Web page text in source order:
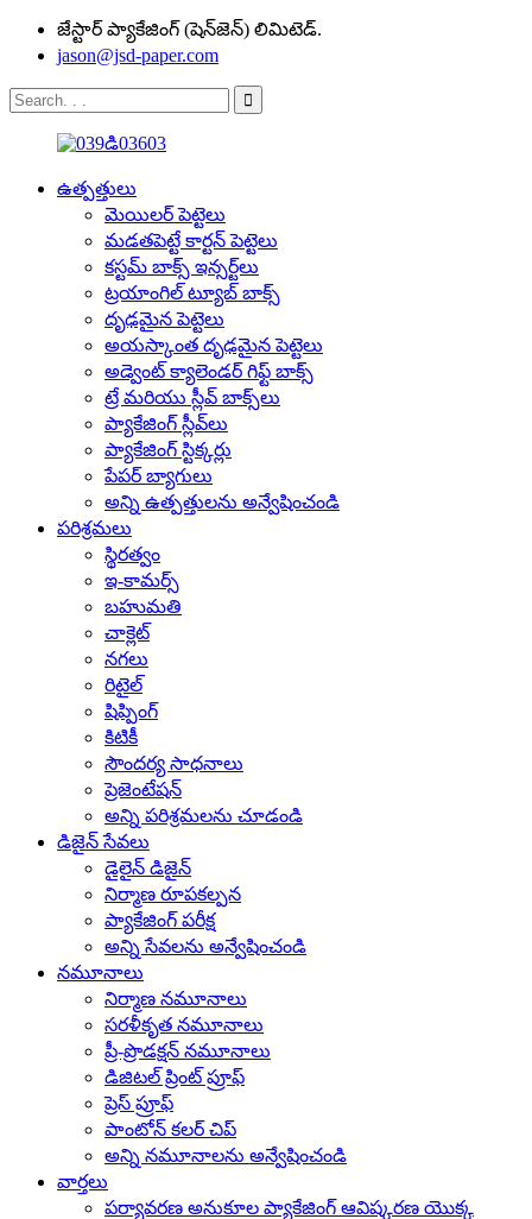
జేస్టార్ ప్యాకేజింగ్ (షెన్‌జెన్) లిమిటెడ్.
jason@jsd-paper.com
ఉత్పత్తులు
మెయిలర్ పెట్టెలు
మడతపెట్టే కార్టన్ పెట్టెలు
కస్టమ్ బాక్స్ ఇన్సర్ట్‌లు
ట్రయాంగిల్ ట్యూబ్ బాక్స్
దృఢమైన పెట్టెలు
అయస్కాంత దృఢమైన పెట్టెలు
అడ్వెంట్ క్యాలెండర్ గిఫ్ట్ బాక్స్
ట్రే మరియు స్లీవ్ బాక్స్‌లు
ప్యాకేజింగ్ స్లీవ్‌లు
ప్యాకేజింగ్ స్టిక్కర్లు
పేపర్ బ్యాగులు
అన్ని ఉత్పత్తులను అన్వేషించండి
పరిశ్రమలు
స్థిరత్వం
ఇ-కామర్స్
బహుమతి
చాక్లెట్
నగలు
రిటైల్
షిప్పింగ్
కిటికీ
సౌందర్య సాధనాలు
ప్రెజెంటేషన్
అన్ని పరిశ్రమలను చూడండి
డిజైన్ సేవలు
డైలైన్ డిజైన్
నిర్మాణ రూపకల్పన
ప్యాకేజింగ్ పరీక్ష
అన్ని సేవలను అన్వేషించండి
నమూనాలు
నిర్మాణ నమూనాలు
సరళీకృత నమూనాలు
ప్రీ-ప్రొడక్షన్ నమూనాలు
డిజిటల్ ప్రింట్ ప్రూఫ్
ప్రెస్ ప్రూఫ్
పాంటోన్ కలర్ చిప్
అన్ని నమూనాలను అన్వేషించండి
వార్తలు
పర్యావరణ అనుకూల ప్యాకేజింగ్ ఆవిష్కరణ యొక్క